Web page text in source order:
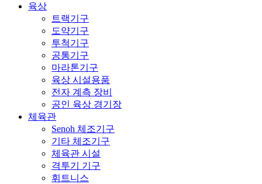
육상
트랙기구
도약기구
투척기구
공통기구
마라톤기구
육상 시설용품
전자 계측 장비
공인 육상 경기장
체육관
Senoh 체조기구
기타 체조기구
체육관 시설
격투기 기구
휘트니스